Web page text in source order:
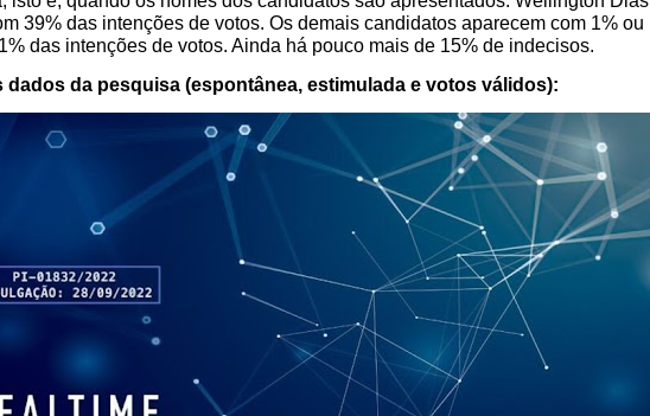
39% das intenções de votos. Os demais candidatos aparecem com 1% ou
das intenções de votos. Ainda há pouco mais de 15% de indecisos.
dados da pesquisa (espontânea, estimulada e votos válidos):